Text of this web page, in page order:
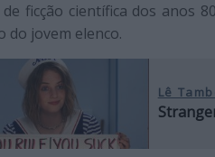
ficção científica dos anos
do jovem elenco.
Lê